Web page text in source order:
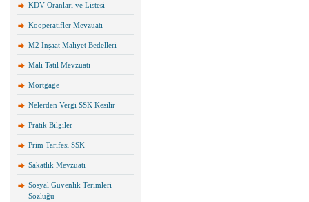
KDV Oranları ve Listesi
Kooperatifler Mevzuatı
M2 İnşaat Maliyet Bedelleri
Mali Tatil Mevzuatı
Mortgage
Nelerden Vergi SSK Kesilir
Pratik Bilgiler
Prim Tarifesi SSK
Sakatlık Mevzuatı
Sosyal Güvenlik Terimleri
Sözlüğü